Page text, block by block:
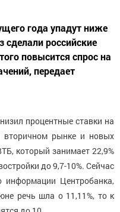
года упадут ниже
сделали российские
повысится спрос на
передает
процентные ставки на
вторичном рынке и новых
который занимает 22,9%
до 9,7-10%. Сейчас
информации Центробанка,
речь шла о 11,11%, то к